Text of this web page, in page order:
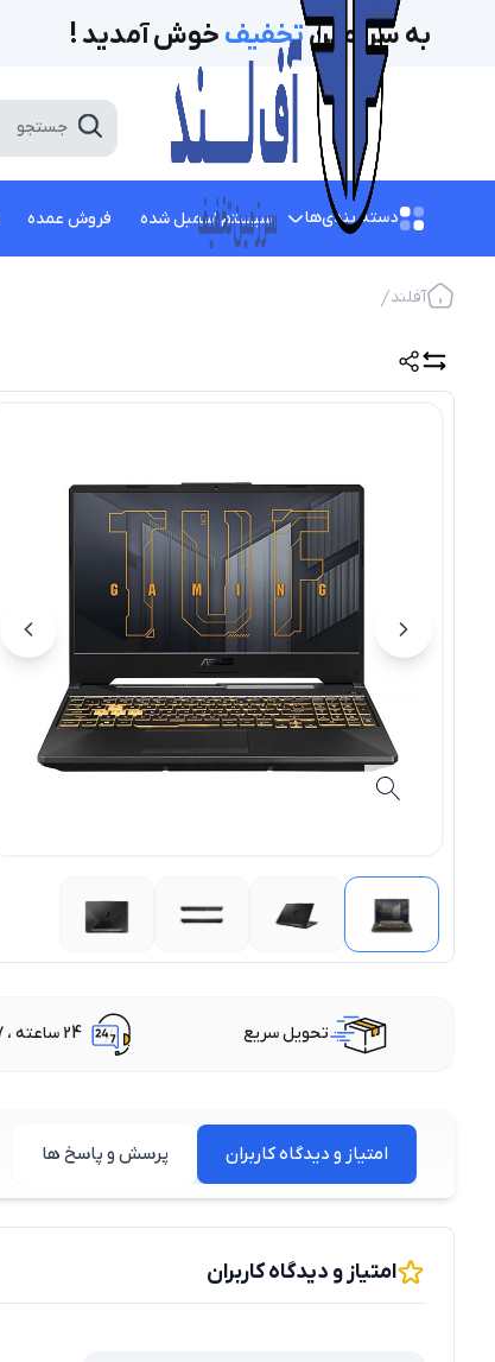
به سرزمینتخفیف‌ خوش آمدید !
دسته بندی‌ها سیستم اسمبل شده فروش عمده
آفلند
تحویل سریع 24 ساعته ، 7 روز هفته
امتیاز و دیدگاه کاربران پرسش و پاسخ ها
امتیاز و دیدگاه کاربران